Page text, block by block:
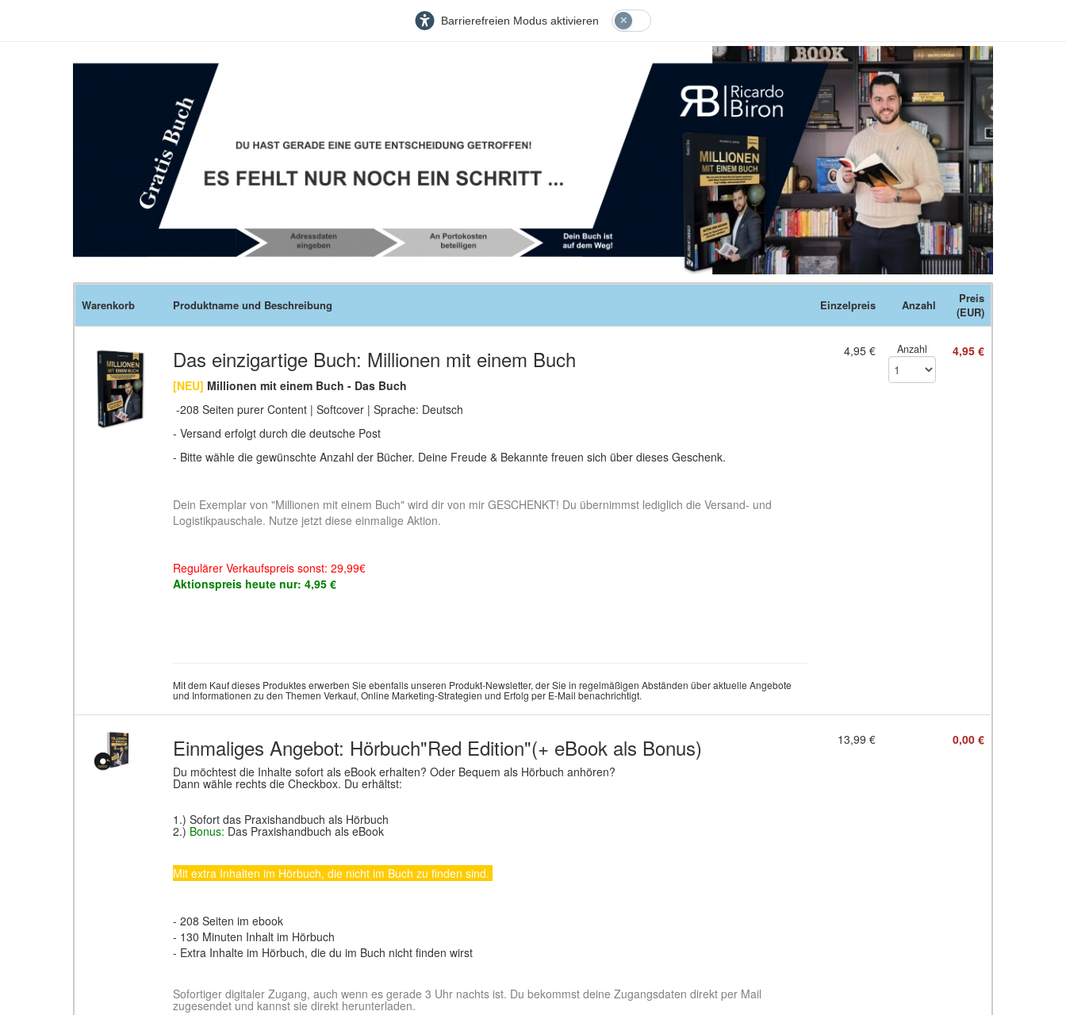
Barrierefreien Modus aktivieren
Warenkorb Produktname und Beschreibung Einzelpreis Anzahl
Preis
(EUR)
Das einzigartige Buch: Millionen mit einem Buch
[NEU] Millionen mit einem Buch - Das Buch
-208 Seiten purer Content | Softcover | Sprache: Deutsch
- Versand erfolgt durch die deutsche Post
- Bitte wähle die gewünschte Anzahl der Bücher. Deine Freude & Bekannte freuen sich über dieses Geschenk.
Dein Exemplar von "Millionen mit einem Buch" wird dir von mir GESCHENKT! Du übernimmst lediglich die Versand- und
Logistikpauschale. Nutze jetzt diese einmalige Aktion.
Regulärer Verkaufspreis sonst: 29,99€
Aktionspreis heute nur: 4,95 €
Mit dem Kauf dieses Produktes erwerben Sie ebenfalls unseren Produkt-Newsletter, der Sie in regelmäßigen Abständen über aktuelle Angebote
und Informationen zu den Themen Verkauf, Online Marketing-Strategien und Erfolg per E-Mail benachrichtigt.
4,95 € Anzahl 4,95 €
Einmaliges Angebot: Hörbuch"Red Edition"(+ eBook als Bonus)
Du möchtest die Inhalte sofort als eBook erhalten? Oder Bequem als Hörbuch anhören?
Dann wähle rechts die Checkbox. Du erhältst:
1.) Sofort das Praxishandbuch als Hörbuch
2.) Bonus: Das Praxishandbuch als eBook
Mit extra Inhalten im Hörbuch, die nicht im Buch zu finden sind.
- 208 Seiten im ebook
- 130 Minuten Inhalt im Hörbuch
- Extra Inhalte im Hörbuch, die du im Buch nicht finden wirst
Sofortiger digitaler Zugang, auch wenn es gerade 3 Uhr nachts ist. Du bekommst deine Zugangsdaten direkt per Mail
zugesendet und kannst sie direkt herunterladen.
13,99 € 0,00 €